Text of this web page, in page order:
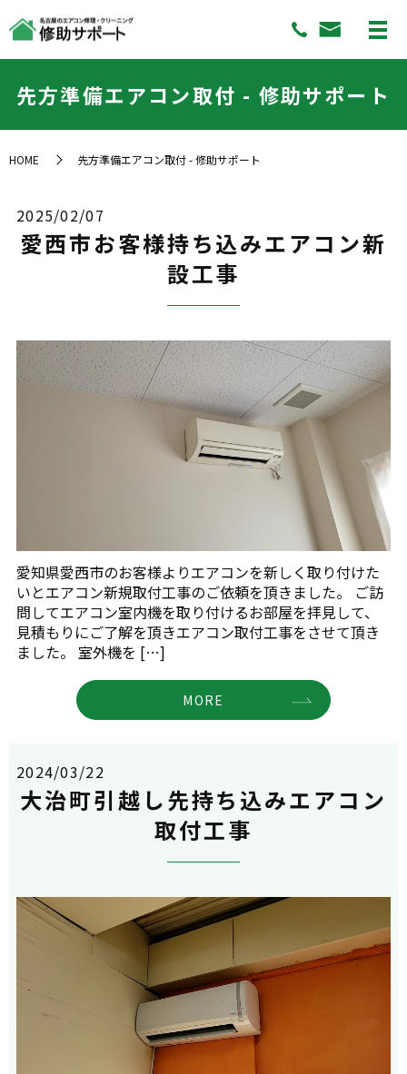
先方準備エアコン取付 - 修助サポート
HOME 先方準備エアコン取付 - 修助サポート
2025/02/07
愛西市お客様持ち込みエアコン新
設工事
愛知県愛西市のお客様よりエアコンを新しく取り付けた
いとエアコン新規取付工事のご依頼を頂きました。 ご訪
問してエアコン室内機を取り付けるお部屋を拝見して、
見積もりにご了解を頂きエアコン取付工事をさせて頂き
ました。 室外機を […]
MORE
2024/03/22
大治町引越し先持ち込みエアコン
取付工事